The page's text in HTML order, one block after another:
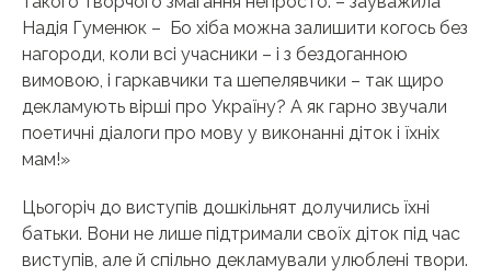
Надія Гуменюк – Бо хіба можна залишити когось без
нагороди, коли всі учасники – і з бездоганною
вимовою, і гаркавчики та шепелявчики – так щиро
декламують вірші про Україну? А як гарно звучали
поетичні діалоги про мову у виконанні діток і їхніх
мам!»
Цьогоріч до виступів дошкільнят долучились їхні
батьки. Вони не лише підтримали своїх діток під час
виступів, але й спільно декламували улюблені твори.